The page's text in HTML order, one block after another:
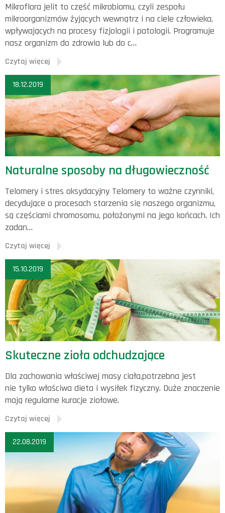
Mikroflora jelit to część mikrobiomu, czyli zespołu
mikroorganizmów żyjących wewnątrz i na ciele człowieka,
wpływających na procesy fizjologii i patologii. Programuje
nasz organizm do zdrowia lub do c…
Czytaj więcej
18.12.2019
Naturalne sposoby na długowieczność
Telomery i stres oksydacyjny Telomery to ważne czynniki,
decydujące o procesach starzenia się naszego organizmu,
są częściami chromosomu, położonymi na jego końcach. Ich
zadan…
Czytaj więcej
15.10.2019
Skuteczne zioła odchudzające
Dla zachowania właściwej masy ciała,potrzebna jest
nie tylko właściwa dieta i wysiłek fizyczny. Duże znaczenie
mają regularne kuracje ziołowe.
Czytaj więcej
22.08.2019